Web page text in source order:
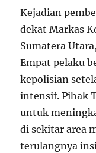
Kejadian
dekat Markas
Sumatera
Empat pelaku
kepolisian
intensif. Pihak
untuk
di sekitar area
terulangnya